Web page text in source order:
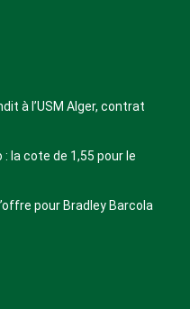
à l’USM Alger, contrat
la cote de 1,55 pour le
pour Bradley Barcola